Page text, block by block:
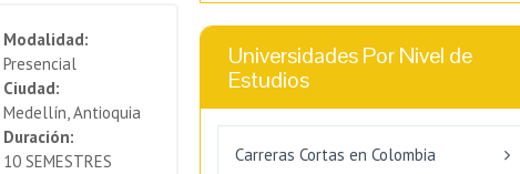
Modalidad:
Presencial
Ciudad:
Medellín, Antioquia
Duración:
10 SEMESTRES
Universidades Por Nivel de
Estudios
Carreras Cortas en Colombia